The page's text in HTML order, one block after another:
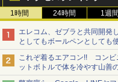
1時間 24時間 1週間
エレコム、ゼブラと共同開発
としてもボールペンとしても
スツーウェイ」発売 iPadに
えずに書き込める
これぞ着るエアコン!! コンビ
ットボトルで体を冷やす山善
ードバイクにちょうどいい【